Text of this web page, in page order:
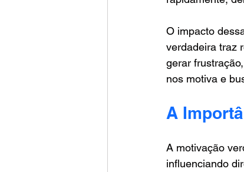
O impacto
verdadeira traz
gerar
nos motiva e
A
A motivação
influenciando